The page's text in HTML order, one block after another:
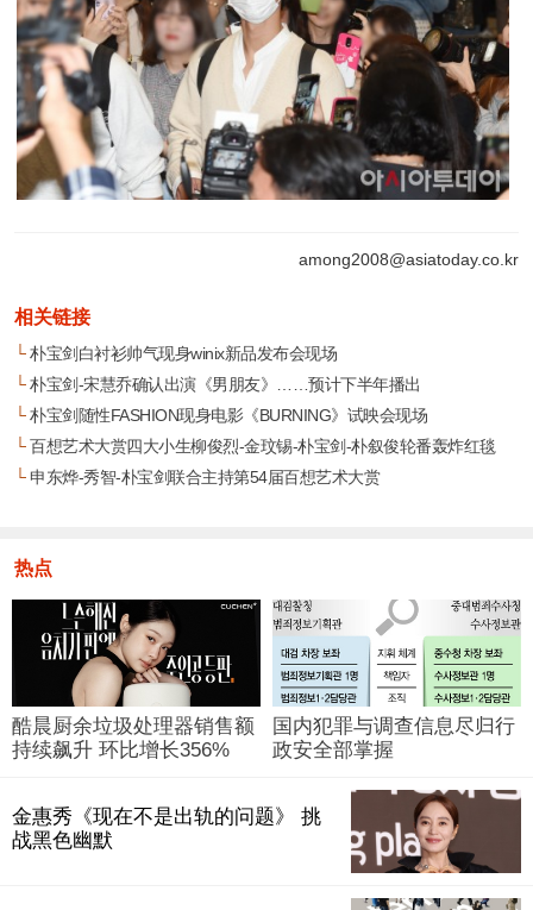
among2008@asiatoday.co.kr
相关链接
└朴宝剑白衬衫帅气现身winix新品发布会现场
└朴宝剑-宋慧乔确认出演《男朋友》……预计下半年播出
└朴宝剑随性FASHION现身电影《BURNING》试映会现场
└百想艺术大赏四大小生柳俊烈-金玟锡-朴宝剑-朴叙俊轮番轰炸红毯
└申东烨-秀智-朴宝剑联合主持第54届百想艺术大赏
热点
酷晨厨余垃圾处理器销售额
持续飙升 环比增长356%
国内犯罪与调查信息尽归行
政安全部掌握
金惠秀《现在不是出轨的问题》 挑
战黑色幽默